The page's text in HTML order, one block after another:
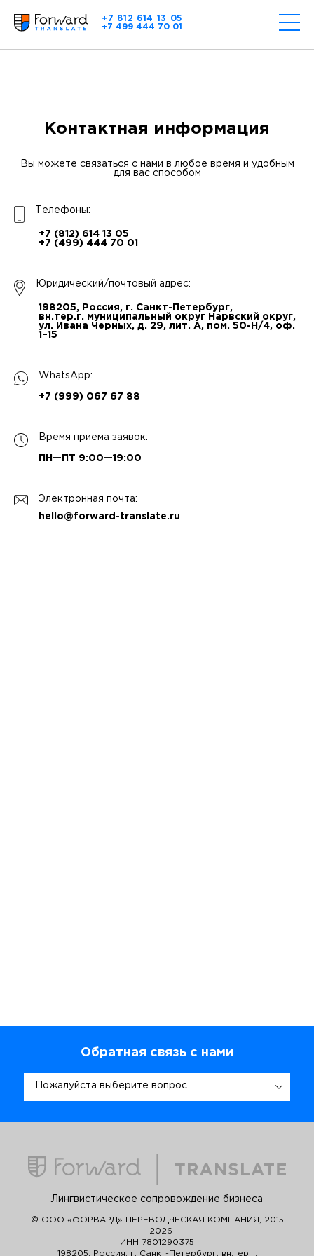
+7 812 614 13 05
+7 499 444 70 01
Контактная информация
Вы можете связаться с нами в любое время и удобным
для вас способом
Телефоны:
+7 (812) 614 13 05
+7 (499) 444 70 01
Юридический/почтовый адрес:
198205, Россия, г. Санкт-Петербург,
вн.тер.г. муниципальный округ Нарвский округ,
ул. Ивана Черных, д. 29, лит. А, пом. 50-Н/4, оф.
1–15
WhatsApp:
+7 (999) 067 67 88
Время приема заявок:
ПН—ПТ 9:00—19:00
Электронная почта:
hello@forward-translate.ru
Обратная связь с нами
Пожалуйста выберите вопрос
Лингвистическое сопровождение бизнеса
© ООО «ФОРВАРД» ПЕРЕВОДЧЕСКАЯ КОМПАНИЯ, 2015
—2026
ИНН 7801290375
198205, Россия, г. Санкт-Петербург, вн.тер.г.